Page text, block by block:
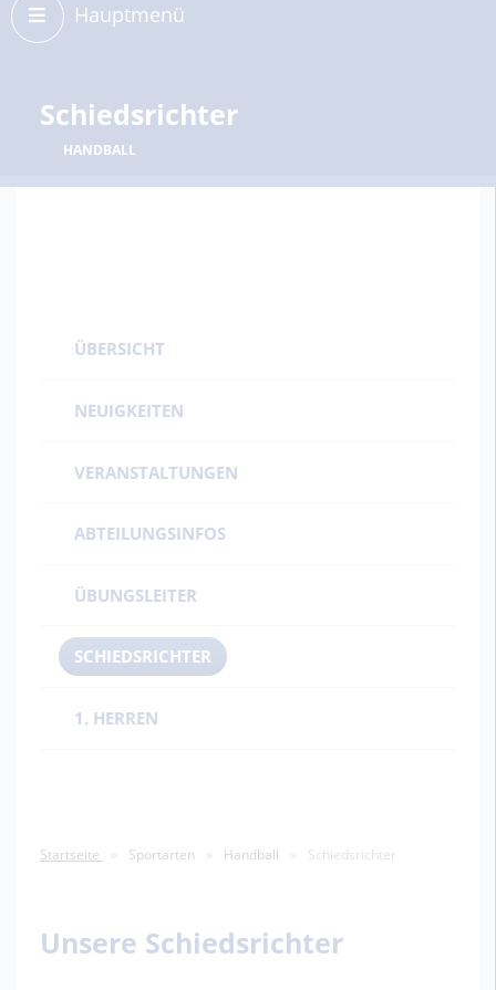
Hauptmenü
Schiedsrichter
HANDBALL
ÜBERSICHT
NEUIGKEITEN
VERANSTALTUNGEN
ABTEILUNGSINFOS
ÜBUNGSLEITER
SCHIEDSRICHTER
1. HERREN
Startseite Sportarten Handball Schiedsrichter
Unsere Schiedsrichter